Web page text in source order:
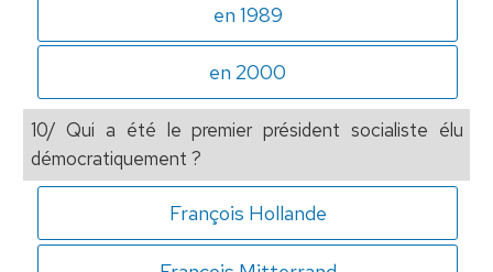
en 1989
en 2000
10/ Qui a été le premier président socialiste élu
démocratiquement ?
François Hollande